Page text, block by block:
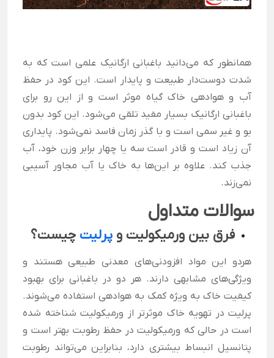
همانطور که می‌دانید باغبانی ارگانیک علمی است که به
شدت دوست‌دار طبیعت و پایدار است. این کود در حفظ
آب و هوادهی خاک گیاه موثر است و از این رو برای
باغبانی ارگانیک بسیار مفید تلقی می‌شود. این کود بدون
بو و غیر سمی است و با گذر زمان فاسد نمی‌شود. پایداری
آن زیاد است و قادر است سه یا چهار برابر وزن خود، آب
جذب کند. علاوه بر این‌ها به خاک یا آب مجاور آسیبی
نمی‌زند.
سوالات متداول
فرق بین ورمیکولیت و پرلیت چیست؟
هردو این مواد افزودنی‌های معدنی طبیعی هستند و
ویژگی‌های مشابهی دارند. هر دو در باغبانی برای بهبود
کیفیت خاک به ویژه کمک به هوادهی استفاده می‌شوند.
پرلیت در تهویه خاک موثرتر از ورمیکولیت شناخته شده
است در حالی که ورمیکولیت در حفظ رطوبت بهتر است و
پتانسیل انبساط بیشتری دارد، بنابراین می‌تواند رطوبت